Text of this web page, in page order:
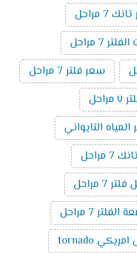
مراحل
7 مراحل
سعر فلتر 7 مراحل
التايواني
مراحل
7 مراحل